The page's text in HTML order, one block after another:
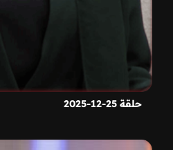
حلقة 25-12-2025